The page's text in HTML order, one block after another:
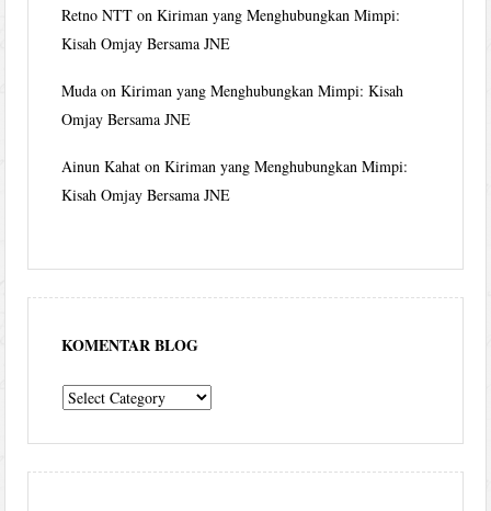
Retno NTT onKiriman yang Menghubungkan Mimpi:
Kisah Omjay Bersama JNE
Muda onKiriman yang Menghubungkan Mimpi: Kisah
Omjay Bersama JNE
Ainun Kahat onKiriman yang Menghubungkan Mimpi:
Kisah Omjay Bersama JNE
KOMENTAR BLOG
komentar